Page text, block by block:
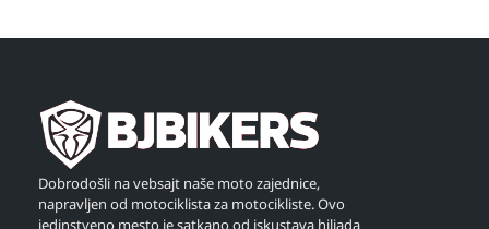
Dobrodošli na vebsajt naše moto zajednice,
napravljen od motociklista za motocikliste. Ovo
jedinstveno mesto je satkano od iskustava hiljada